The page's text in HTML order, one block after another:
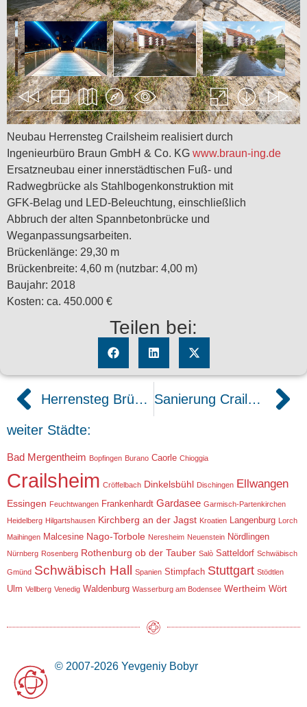
Neubau Herrensteg Crailsheim realisiert durch
Ingenieurbüro Braun GmbH & Co. KG www.braun-ing.de
Ersatzneubau einer innerstädtischen Fuß- und
Radwegbrücke als Stahlbogenkonstruktion mit
GFK-Belag und LED-Beleuchtung, einschließlich
Abbruch der alten Spannbetonbrücke und
Weganpassungsarbeiten.
Brückenlänge: 29,30 m
Brückenbreite: 4,60 m (nutzbar: 4,00 m)
Baujahr: 2018
Kosten: ca. 450.000 €
Teilen bei:
Herrensteg Brücke Crailsheim virtuell bei Tag und bei Nacht Sanierung Crailsheimer Rathaus vorher / nachher
weiter Städte:
Bad Mergentheim Bopfingen Burano Caorle Chioggia
Crailsheim Cröffelbach Dinkelsbühl Dischingen Ellwangen
Essingen Feuchtwangen Frankenhardt Gardasee Garmisch-Partenkirchen
Heidelberg Hilgartshausen Kirchberg an der Jagst Kroatien Langenburg Lorch
Maihingen Malcesine Nago-Torbole Neresheim Neuenstein Nördlingen
Nürnberg Rosenberg Rothenburg ob der Tauber Salò Satteldorf Schwäbisch
Gmünd Schwäbisch Hall Spanien Stimpfach Stuttgart Stödtlen
Ulm Vellberg Venedig Waldenburg Wasserburg am Bodensee Wertheim Wört
© 2007-2026 Yevgeniy Bobyr